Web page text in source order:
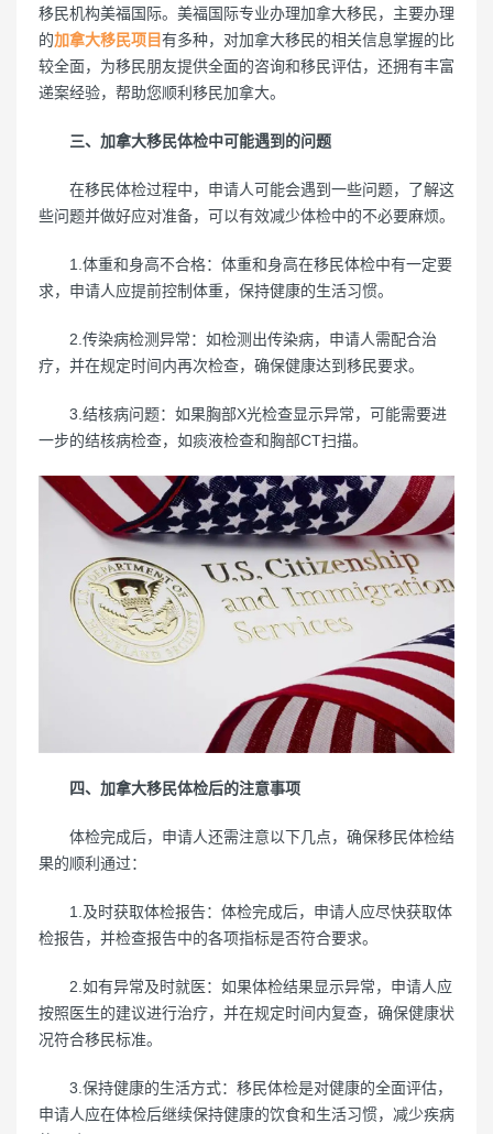
移民机构美福国际。美福国际专业办理加拿大移民，主要办理
的加拿大移民项目有多种，对加拿大移民的相关信息掌握的比
较全面，为移民朋友提供全面的咨询和移民评估，还拥有丰富
递案经验，帮助您顺利移民加拿大。
三、加拿大移民体检中可能遇到的问题
在移民体检过程中，申请人可能会遇到一些问题，了解这
些问题并做好应对准备，可以有效减少体检中的不必要麻烦。
1.体重和身高不合格：体重和身高在移民体检中有一定要
求，申请人应提前控制体重，保持健康的生活习惯。
2.传染病检测异常：如检测出传染病，申请人需配合治
疗，并在规定时间内再次检查，确保健康达到移民要求。
3.结核病问题：如果胸部X光检查显示异常，可能需要进
一步的结核病检查，如痰液检查和胸部CT扫描。
四、加拿大移民体检后的注意事项
体检完成后，申请人还需注意以下几点，确保移民体检结
果的顺利通过：
1.及时获取体检报告：体检完成后，申请人应尽快获取体
检报告，并检查报告中的各项指标是否符合要求。
2.如有异常及时就医：如果体检结果显示异常，申请人应
按照医生的建议进行治疗，并在规定时间内复查，确保健康状
况符合移民标准。
3.保持健康的生活方式：移民体检是对健康的全面评估，
申请人应在体检后继续保持健康的饮食和生活习惯，减少疾病